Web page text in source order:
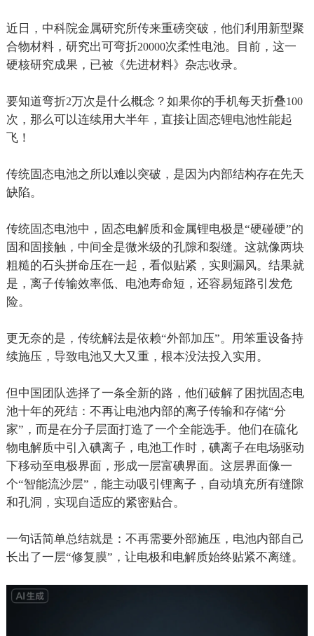
近日，中科院金属研究所传来重磅突破，他们利用新型聚
合物材料，研究出可弯折20000次柔性电池。目前，这一
硬核研究成果，已被《先进材料》杂志收录。
要知道弯折2万次是什么概念？如果你的手机每天折叠100
次，那么可以连续用大半年，直接让固态锂电池性能起
飞！
传统固态电池之所以难以突破，是因为内部结构存在先天
缺陷。
传统固态电池中，固态电解质和金属锂电极是“硬碰硬”的
固和固接触，中间全是微米级的孔隙和裂缝。这就像两块
粗糙的石头拼命压在一起，看似贴紧，实则漏风。结果就
是，离子传输效率低、电池寿命短，还容易短路引发危
险。
更无奈的是，传统解法是依赖“外部加压”。用笨重设备持
续施压，导致电池又大又重，根本没法投入实用。
但中国团队选择了一条全新的路，他们破解了困扰固态电
池十年的死结：不再让电池内部的离子传输和存储“分
家”，而是在分子层面打造了一个全能选手。他们在硫化
物电解质中引入碘离子，电池工作时，碘离子在电场驱动
下移动至电极界面，形成一层富碘界面。这层界面像一
个“智能流沙层”，能主动吸引锂离子，自动填充所有缝隙
和孔洞，实现自适应的紧密贴合。
一句话简单总结就是：不再需要外部施压，电池内部自己
长出了一层“修复膜”，让电极和电解质始终贴紧不离缝。